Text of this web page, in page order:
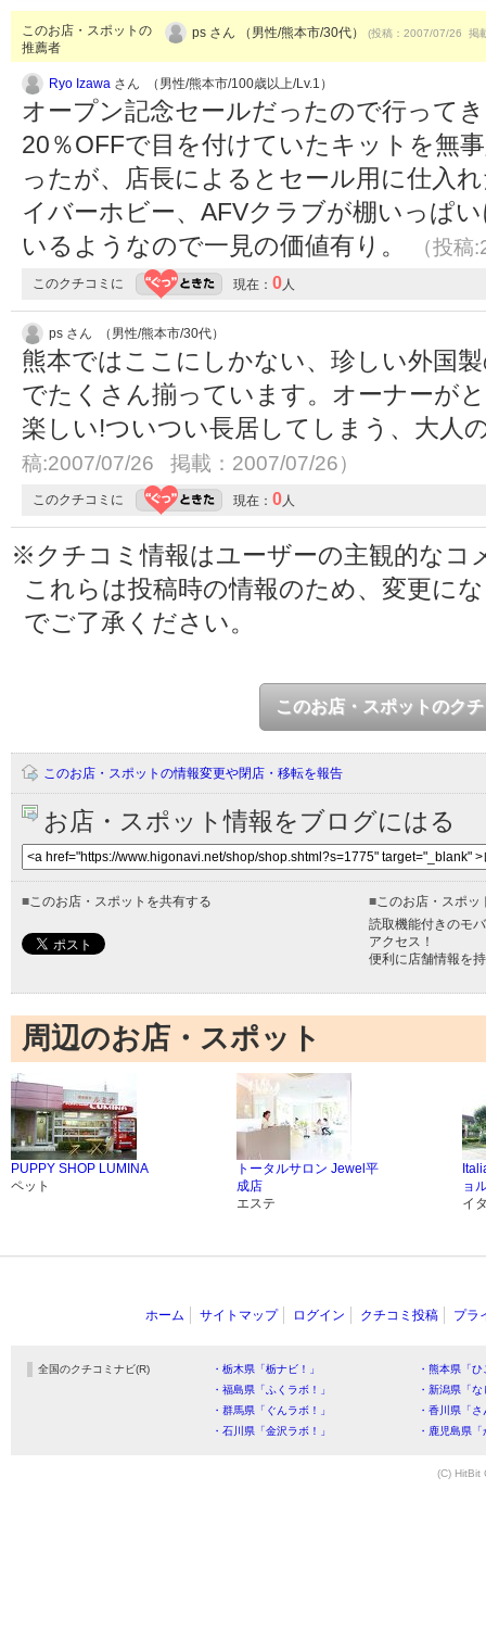
このお店・スポットの
推薦者
ps さん （男性/熊本市/30代） (投稿：2007/07/26 掲
Ryo Izawa さん （男性/熊本市/100歳以上/Lv.1）
オープン記念セールだったので行って
20％OFFで目を付けていたキットを無
ったが、店長によるとセール用に仕入
イバーホビー、AFVクラブが棚いっぱ
いるようなので一見の価値有り。
（投
このクチコミに 現在： 0人
ps さん （男性/熊本市/30代）
熊本ではここにしかない、珍しい外国
でたくさん揃っています。オーナーが
楽しい!ついつい長居してしまう、大人
稿:2007/07/26 掲載：2007/07/26）
このクチコミに 現在： 0人
※クチコミ情報はユーザーの主観的なコ
これらは投稿時の情報のため、変更に
でご了承ください。
このお店・スポットのク
このお店・スポットの情報変更や閉店・移転を報告
お店・スポット情報をブログにはる
■このお店・スポットを共有する ■このお店・スポッ
読取機能付きのモ
アクセス！
便利に店舗情報を
周辺のお店・スポット
PUPPY SHOP LUMINA
ペット
トータルサロン Jewel平
成店
エステ
ョ
イ
ホーム サイトマップ ログイン クチコミ投稿 プラ
全国のクチコミナビ(R) ・栃木県「栃ナビ！」
・熊本県「
・福島県「ふくラボ！」
・新潟県「
・群馬県「ぐんラボ！」
・香川県「
・石川県「金沢ラボ！」
・鹿児島県
(C) HitBit